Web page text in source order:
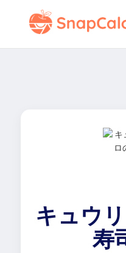
キュウ
寿